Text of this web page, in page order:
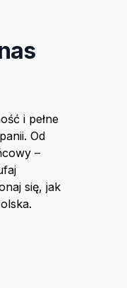
i pełne
Od
–
się, jak